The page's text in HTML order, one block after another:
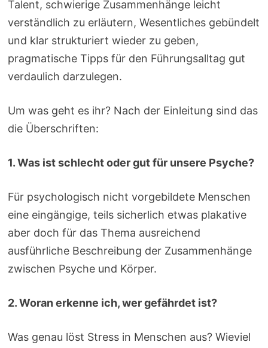
Talent, schwierige Zusammenhänge leicht
verständlich zu erläutern, Wesentliches gebündelt
und klar strukturiert wieder zu geben,
pragmatische Tipps für den Führungsalltag gut
verdaulich darzulegen.
Um was geht es ihr? Nach der Einleitung sind das
die Überschriften:
1. Was ist schlecht oder gut für unsere Psyche?
Für psychologisch nicht vorgebildete Menschen
eine eingängige, teils sicherlich etwas plakative
aber doch für das Thema ausreichend
ausführliche Beschreibung der Zusammenhänge
zwischen Psyche und Körper.
2. Woran erkenne ich, wer gefährdet ist?
Was genau löst Stress in Menschen aus? Wieviel